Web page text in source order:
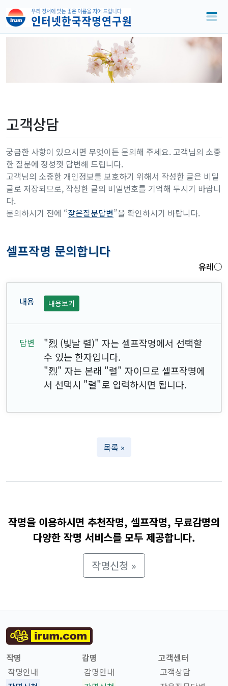
고객상담
궁금한 사항이 있으시면 무엇이든 문의해 주세요. 고객님의 소중
한 질문에 정성껏 답변해 드립니다.
고객님의 소중한 개인정보를 보호하기 위해서 작성한 글은 비밀
글로 저장되므로, 작성한 글의 비밀번호를 기억해 두시기 바랍니
다.
문의하시기 전에 “잦은질문답변”을 확인하시기 바랍니다.
셀프작명 문의합니다
유레○
내용보기
"烈 (빛날 렬)" 자는 셀프작명에서 선택할
수 있는 한자입니다.
"烈" 자는 본래 "렬" 자이므로 셀프작명에
서 선택시 "렬"로 입력하시면 됩니다.
목록 »
작명을 이용하시면 추천작명, 셀프작명, 무료감명의
다양한 작명 서비스를 모두 제공합니다.
작명신청 »
작명
작명안내
감명
감명안내
고객센터
고객상담